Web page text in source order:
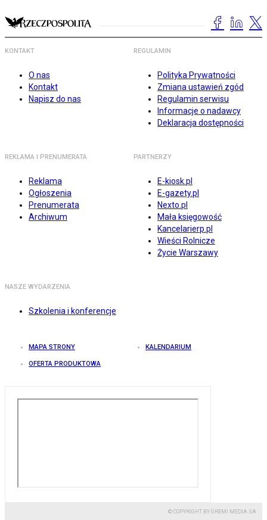
KONTAKT
O nas
Kontakt
Napisz do nas
REGULAMIN
Polityka Prywatności
Zmiana ustawień zgód
Regulamin serwisu
Informacje o nadawcy
Deklaracja dostępności
REKLAMA I PRENUMERATA
Reklama
Ogłoszenia
Prenumerata
Archiwum
PARTNERZY
E-kiosk.pl
E-gazety.pl
Nexto.pl
Mała księgowość
Kancelarierp.pl
Wieści Rolnicze
Życie Warszawy
NASZE WYDARZENIA
Szkolenia i konferencje
MAPA STRONY KALENDARIUM
OFERTA PRODUKTOWA
© COPYRIGHT BY GREMI MEDIA SA